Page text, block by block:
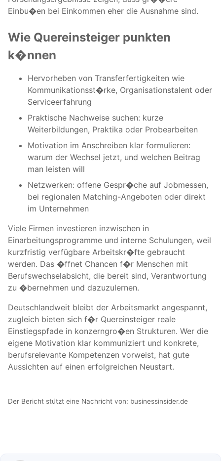
Einbu�en bei Einkommen eher die Ausnahme sind.
Wie Quereinsteiger punkten
k�nnen
Hervorheben von Transferfertigkeiten wie
Kommunikationsst�rke, Organisationstalent oder
Serviceerfahrung
Praktische Nachweise suchen: kurze
Weiterbildungen, Praktika oder Probearbeiten
Motivation im Anschreiben klar formulieren:
warum der Wechsel jetzt, und welchen Beitrag
man leisten will
Netzwerken: offene Gespr�che auf Jobmessen,
bei regionalen Matching-Angeboten oder direkt
im Unternehmen
Viele Firmen investieren inzwischen in
Einarbeitungsprogramme und interne Schulungen, weil
kurzfristig verfügbare Arbeitskr�fte gebraucht
werden. Das �ffnet Chancen f�r Menschen mit
Berufswechselabsicht, die bereit sind, Verantwortung
zu �bernehmen und dazuzulernen.
Deutschlandweit bleibt der Arbeitsmarkt angespannt,
zugleich bieten sich f�r Quereinsteiger reale
Einstiegspfade in konzerngro�en Strukturen. Wer die
eigene Motivation klar kommuniziert und konkrete,
berufsrelevante Kompetenzen vorweist, hat gute
Aussichten auf einen erfolgreichen Neustart.
Der Bericht stützt eine Nachricht von: businessinsider.de